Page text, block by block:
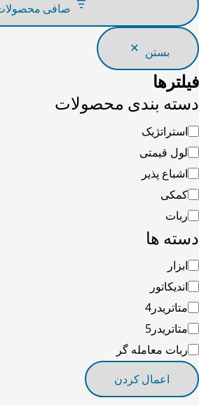
صافی محصولات
بستن
بندی محصولات
استراتژیک
لول قیمتی
اشباع پذیر
کمکی
ربات
ها
ابزار
اندیکاتور
متاتریدر4
متاتریدر5
ربات معامله گر
اعمال کردن